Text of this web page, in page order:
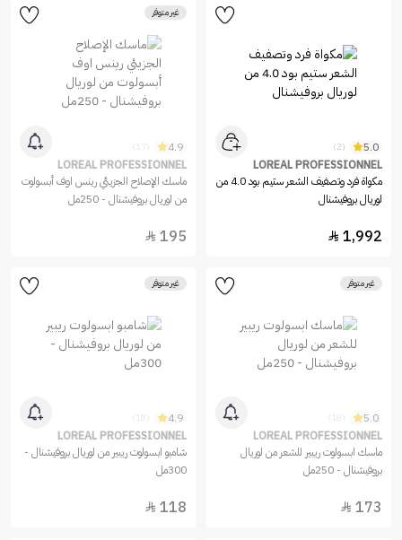
5.0
(2)
LOREAL PROFESSIONNEL
مكواة فرد وتصفيف الشعر ستيم بود 4.0 من
لوريال بروفيشنال
1,992

غير متوفر
4.9
LOREAL PROFESSIONNEL
ماسك الإصلاح الجزيئي رينس اوف أبسولوت
من لوريال بروفيشنال - 250مل
195

غير متوفر
5.0
LOREAL PROFESSIONNEL
ماسك ابسولوت ريبير للشعر من لوريال
بروفيشنال - 250مل
173

غير متوفر
4.9
LOREAL PROFESSIONNEL
شامبو ابسولوت ريبير من لوريال بروفيشنال -
300مل
118
